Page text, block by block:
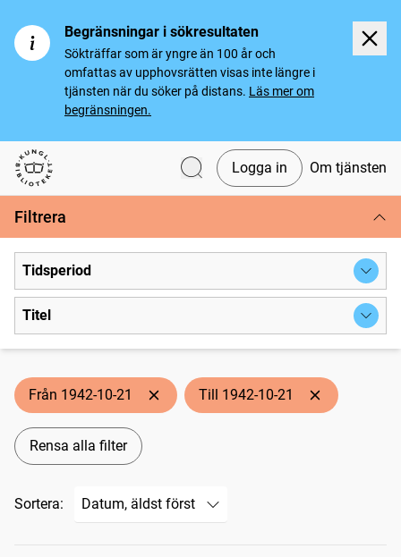
Begränsningar i sökresultaten
Sökträffar som är yngre än 100 år och
omfattas av upphovsrätten visas inte längre i
tjänsten när du söker på distans. Läs mer om
begränsningen.
Svenska tidningar
Logga in Om tjänsten
Filtrera
Tidsperiod
Titel
Från 1942-10-21 Till 1942-10-21
Rensa alla filter
Sortera: